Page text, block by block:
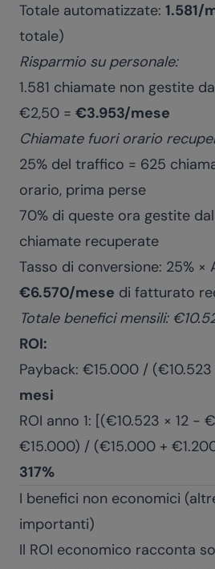
Totale automatizzate: 1.581/
totale)
Risparmio su personale:
1.581 chiamate non gestite
€2,50 = €3.953/mese
Chiamate fuori orario
25% del traffico = 625
orario, prima perse
70% di queste ora gestite
chiamate recuperate
Tasso di conversione: 25% ×
€6.570/mese di fatturato
Totale benefici mensili:
ROI:
Payback: €15.000 /
mesi
ROI anno 1: [(€10.523 × 12 -
€15.000) / (€15.000 +
317%
I benefici non economici
importanti)
Il ROI economico racconta